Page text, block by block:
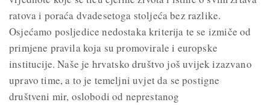
ratova i poraća dvadesetoga stoljeća bez razlike.
Osjećamo posljedice nedostaka kriterija te se izmiče od
primjene pravila koja su promovirale i europske
institucije. Naše je hrvatsko društvo još uvijek izazvano
upravo time, a to je temeljni uvjet da se postigne
društveni mir, oslobodi od neprestanog